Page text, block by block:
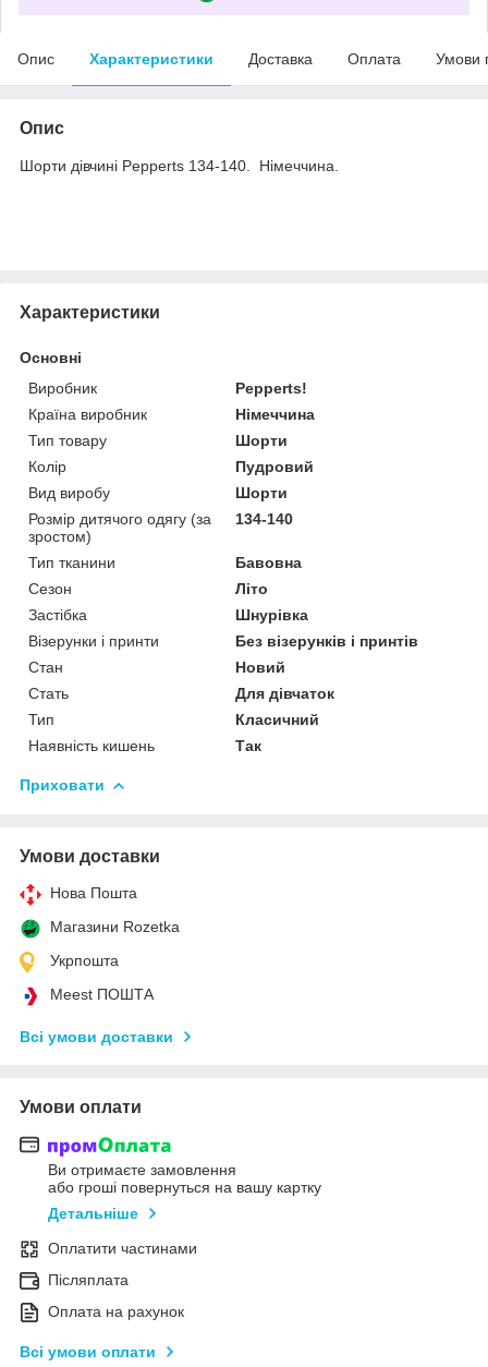
Опис Характеристики Доставка Оплата Умови
Опис
Шорти дівчині Pepperts 134-140. Німеччина.
Характеристики
Основні
Виробник
Pepperts!
Країна виробник
Німеччина
Тип товару
Шорти
Колір
Пудровий
Вид виробу
Шорти
Розмір дитячого одягу (за
зростом)
134-140
Тип тканини
Бавовна
Сезон
Літо
Застібка
Шнурівка
Візерунки і принти
Без візерунків і принтів
Стан
Новий
Стать
Для дівчаток
Тип
Класичний
Наявність кишень
Так
Приховати
Умови доставки
Нова Пошта
Магазини Rozetka
Укрпошта
Meest ПОШТА
Всі умови доставки
Умови оплати
Ви отримаєте замовлення
або гроші повернуться на вашу картку
Детальніше
Оплатити частинами
Післяплата
Оплата на рахунок
Всі умови оплати